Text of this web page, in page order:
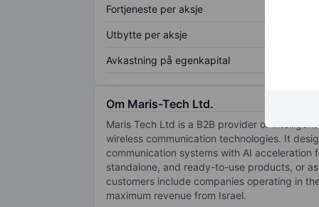
Fortjeneste per aksje
Utbytte per aksje
Avkastning på egenkapital
Om Maris-Tech Ltd.
Maris Tech Ltd is a B2B provider of
wireless communication technologies. It
communication systems with AI
standalone, and ready-to-use products, or
customers include companies operating in
maximum revenue from Israel.